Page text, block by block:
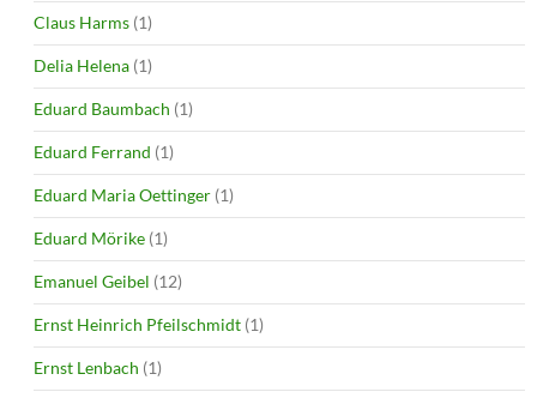
Claus Harms (1)
Delia Helena (1)
Eduard Baumbach (1)
Eduard Ferrand (1)
Eduard Maria Oettinger (1)
Eduard Mörike (1)
Emanuel Geibel (12)
Ernst Heinrich Pfeilschmidt (1)
Ernst Lenbach (1)